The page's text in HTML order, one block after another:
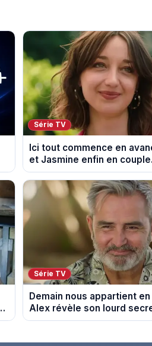
Série TV
Ici tout commence en
et Jasmine enfin en
du 7 août 2026 (spoiler)
Série TV
Demain nous appartient
Alex révèle son lourd
du 7 août 2026.